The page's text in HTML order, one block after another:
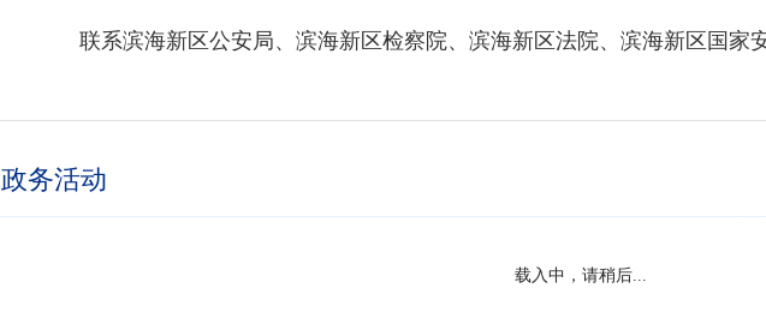
联系滨海新区公安局、滨海新区检察院、滨海新区法院、滨海新区国家
政务活动
载入中，请稍后...